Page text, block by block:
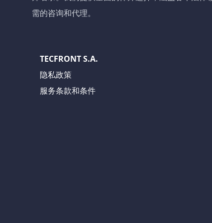
需的咨询和代理。
TECFRONT S.A.
隐私政策
服务条款和条件